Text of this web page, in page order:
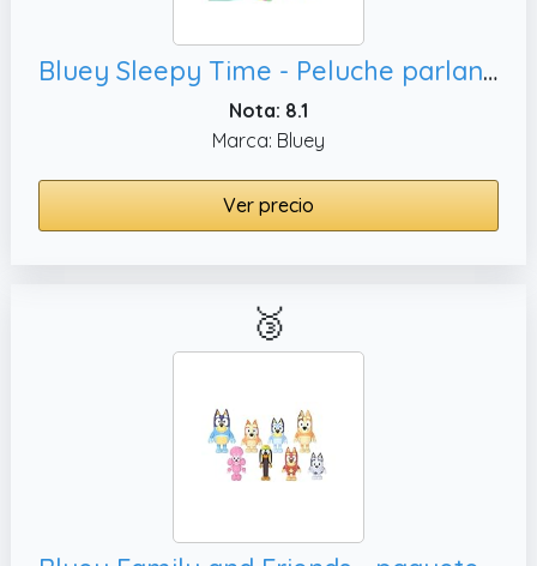
Bluey Sleepy Time - Peluche parlante Bingo, 7 frases de espectáculo y canción temática
Nota: 8.1
Marca: Bluey
Ver precio
🥉